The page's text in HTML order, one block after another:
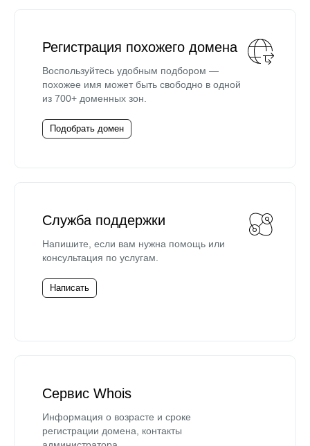
Регистрация похожего домена
Воспользуйтесь удобным подбором —
похожее имя может быть свободно в одной
из 700+ доменных зон.
Подобрать домен
Служба поддержки
Напишите, если вам нужна помощь или
консультация по услугам.
Написать
Сервис Whois
Информация о возрасте и сроке
регистрации домена, контакты